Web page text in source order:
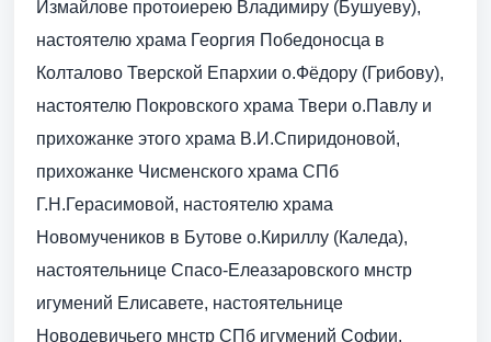
Измайлове протоиерею Владимиру (Бушуеву),
настоятелю храма Георгия Победоносца в
Колталово Тверской Епархии о.Фёдору (Грибову),
настоятелю Покровского храма Твери о.Павлу и
прихожанке этого храма В.И.Спиридоновой,
прихожанке Чисменского храма СПб
Г.Н.Герасимовой, настоятелю храма
Новомучеников в Бутове о.Кириллу (Каледа),
настоятельнице Спасо-Елеазаровского мнстр
игумений Елисавете, настоятельнице
Новодевичьего мнстр СПб игумений Софии,